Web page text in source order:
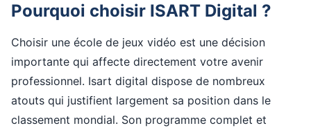
Pourquoi choisir ISART Digital ?
Choisir une école de jeux vidéo est une décision
importante qui affecte directement votre avenir
professionnel. Isart digital dispose de nombreux
atouts qui justifient largement sa position dans le
classement mondial. Son programme complet et